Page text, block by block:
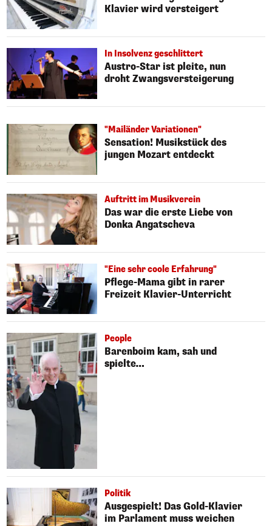
Klavier wird versteigert
In Insolvenz geschlittert
Austro-Star ist pleite, nun
droht Zwangsversteigerung
"Mailänder Variationen"
Sensation! Musikstück des
jungen Mozart entdeckt
Auftritt im Musikverein
Das war die erste Liebe von
Donka Angatscheva
"Eine sehr coole Erfahrung"
Pflege-Mama gibt in rarer
Freizeit Klavier-Unterricht
People
Barenboim kam, sah und
spielte…
Politik
Ausgespielt! Das Gold-Klavier
im Parlament muss weichen